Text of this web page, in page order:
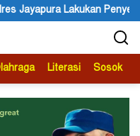
Akibat Dugaan Menu
Literasi Sosok